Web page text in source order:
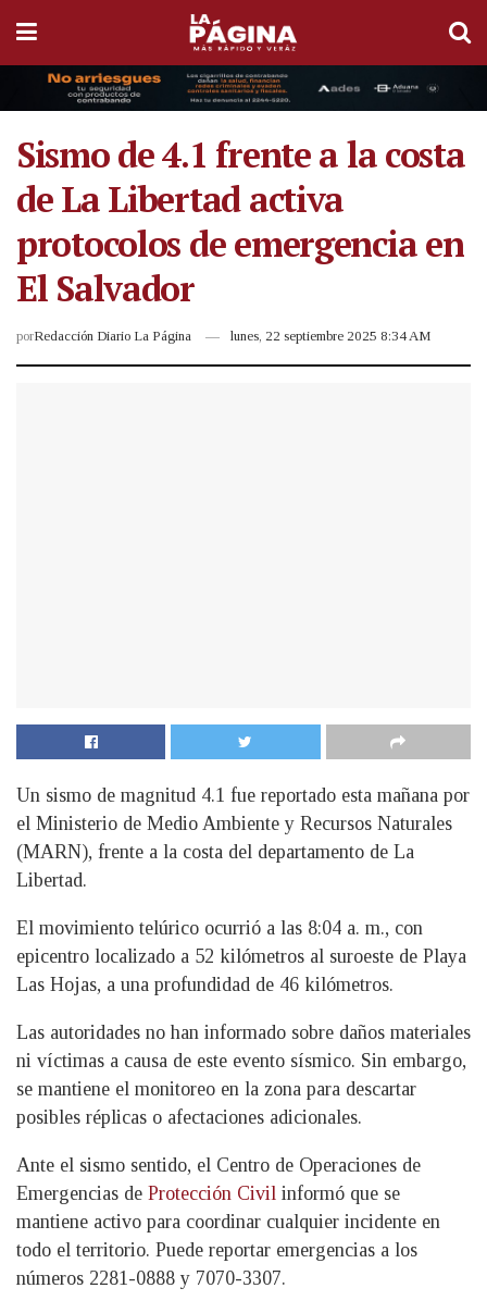
Sismo de 4.1 frente a la costa
de La Libertad activa
protocolos de emergencia en
El Salvador
porRedacción Diario La Página lunes, 22 septiembre 2025 8:34 AM
Un sismo de magnitud 4.1 fue reportado esta mañana por
el Ministerio de Medio Ambiente y Recursos Naturales
(MARN), frente a la costa del departamento de La
Libertad.
El movimiento telúrico ocurrió a las 8:04 a. m., con
epicentro localizado a 52 kilómetros al suroeste de Playa
Las Hojas, a una profundidad de 46 kilómetros.
Las autoridades no han informado sobre daños materiales
ni víctimas a causa de este evento sísmico. Sin embargo,
se mantiene el monitoreo en la zona para descartar
posibles réplicas o afectaciones adicionales.
Ante el sismo sentido, el Centro de Operaciones de
Emergencias de Protección Civil informó que se
mantiene activo para coordinar cualquier incidente en
todo el territorio. Puede reportar emergencias a los
números 2281-0888 y 7070-3307.